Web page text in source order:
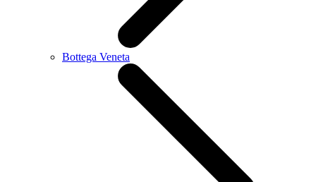
Bottega Veneta